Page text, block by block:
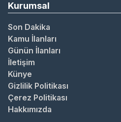
Kurumsal
Son Dakika
Kamu İlanları
Günün İlanları
İletişim
Künye
Gizlilik Politikası
Çerez Politikası
Hakkımızda